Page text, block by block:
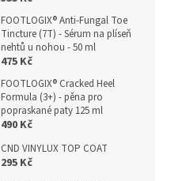
FOOTLOGIX® Anti-Fungal Toe
Tincture (7T) - Sérum na plíseň
nehtů u nohou - 50 ml
475 Kč
FOOTLOGIX® Cracked Heel
Formula (3+) - pěna pro
popraskané paty 125 ml
490 Kč
CND VINYLUX TOP COAT
295 Kč